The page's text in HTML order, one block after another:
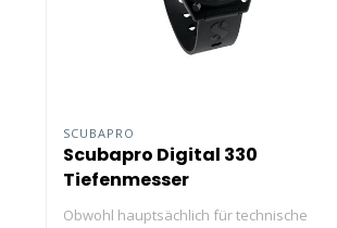
SCUBAPRO
Scubapro Digital 330
Tiefenmesser
Obwohl hauptsächlich für technische